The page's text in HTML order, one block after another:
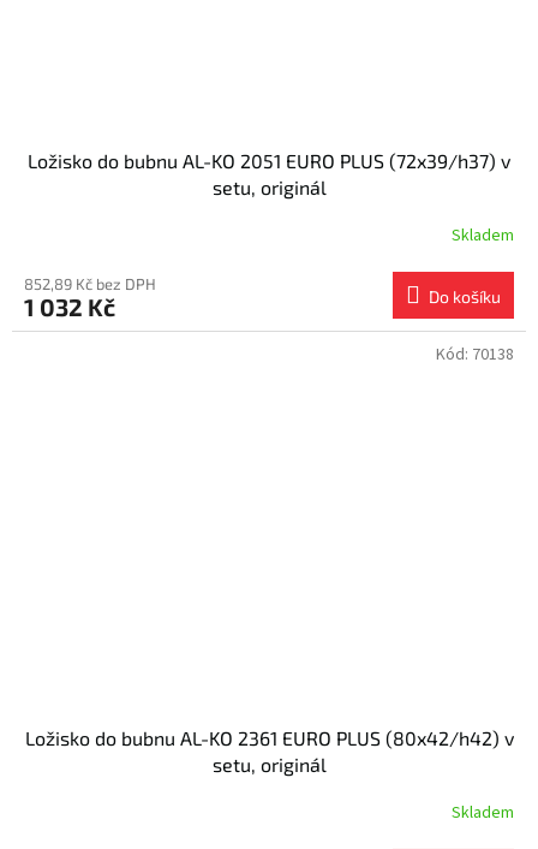
Ložisko do bubnu AL-KO 2051 EURO PLUS (72x39/h37) v
setu, originál
Skladem
852,89 Kč bez DPH
1 032 Kč Do košíku
Ložisko do bubnu AL-KO 2361 EURO PLUS (80x42/h42) v
setu, originál
Skladem
Kód: 70138